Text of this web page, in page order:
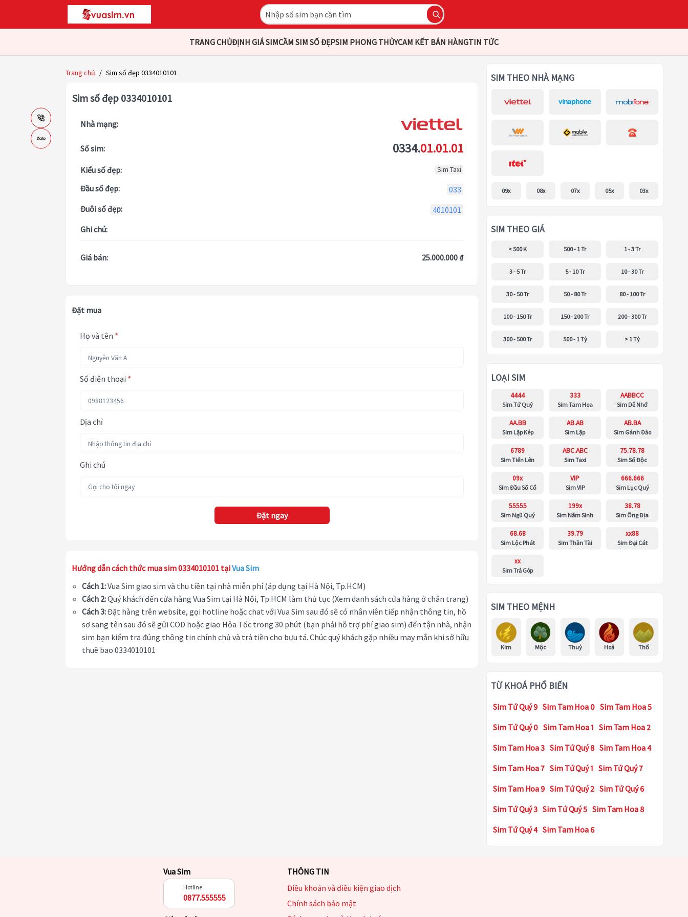
TRANG CHỦĐỊNH GIÁ SIMCẦM SIM SỐ ĐẸPSIM PHONG THỦYCAM KẾT BÁN HÀNGTIN TỨC
Trang chủ / Sim số đẹp 0334010101
Sim số đẹp 0334010101
Nhà mạng:
Số sim: 0334.01.01.01
Kiểu số đẹp: Sim Taxi
Đầu số đẹp:
033
Đuôi số đẹp:
4010101
Ghi chú:
Giá bán: 25.000.000 ₫
Đặt mua
Họ và tên *
Số điện thoại *
Địa chỉ
Ghi chú
Đặt ngay
Hướng dẫn cách thức mua sim 0334010101 tạiVua Sim
Cách 1:Vua Sim giao sim và thu tiền tại nhà miễn phí (áp dụng tại Hà Nội, Tp.HCM)
Cách 2:Quý khách đến cửa hàng Vua Sim tại Hà Nội, Tp.HCM làm thủ tục (Xem danh sách cửa hàng ở chân trang)
Cách 3:Đặt hàng trên website, gọi hotline hoặc chat với Vua Sim sau đó sẽ có nhân viên tiếp nhận thông tin, hồ
sơ sang tên sau đó sẽ gửi COD hoặc giao Hỏa Tốc trong 30 phút (bạn phải hỗ trợ phí giao sim) đến tận nhà, nhận
sim bạn kiểm tra đúng thông tin chính chủ và trả tiền cho bưu tá. Chúc quý khách gặp nhiều may mắn khi sở hữu
thuê bao 0334010101
SIM THEO NHÀ MẠNG
09x 08x 07x 05x 03x
SIM THEO GIÁ
< 500 K 500 - 1 Tr 1 - 3 Tr
3 - 5 Tr 5 - 10 Tr 10 - 30 Tr
30 - 50 Tr 50 - 80 Tr 80 - 100 Tr
100 - 150 Tr 150 - 200 Tr 200 - 300 Tr
300 - 500 Tr 500 - 1 Tỷ > 1 Tỷ
LOẠI SIM
4444
Sim Tứ Quý
333
Sim Tam Hoa
AABBCC
Sim Dễ Nhớ
AA.BB
Sim Lặp Kép
AB.AB
Sim Lặp
AB.BA
Sim Gánh Đảo
6789
Sim Tiến Lên
ABC.ABC
Sim Taxi
75.78.78
Sim Số Độc
09x
Sim Đầu Số Cổ
VIP
Sim VIP
666.666
Sim Lục Quý
55555
Sim Ngũ Quý
199x
Sim Năm Sinh
38.78
Sim Ông Địa
68.68
Sim Lộc Phát
39.79
Sim Thần Tài
xx88
Sim Đại Cát
xx
Sim Trả Góp
SIM THEO MỆNH
Kim Mộc Thuỷ Hoả Thổ
TỪ KHOÁ PHỔ BIẾN
Sim Tứ Quý 9 Sim Tam Hoa 0 Sim Tam Hoa 5
Sim Tứ Quý 0 Sim Tam Hoa 1 Sim Tam Hoa 2
Sim Tam Hoa 3 Sim Tứ Quý 8 Sim Tam Hoa 4
Sim Tam Hoa 7 Sim Tứ Quý 1 Sim Tứ Quý 7
Sim Tam Hoa 9 Sim Tứ Quý 2 Sim Tứ Quý 6
Sim Tứ Quý 3 Sim Tứ Quý 5 Sim Tam Hoa 8
Sim Tứ Quý 4 Sim Tam Hoa 6
Vua Sim
Hotline
0877.555555
THÔNG TIN
Điều khoản và điều kiện giao dịch
Chính sách bảo mật